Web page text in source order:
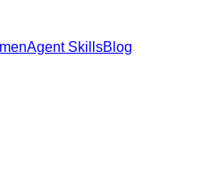
Agent SkillsBlog